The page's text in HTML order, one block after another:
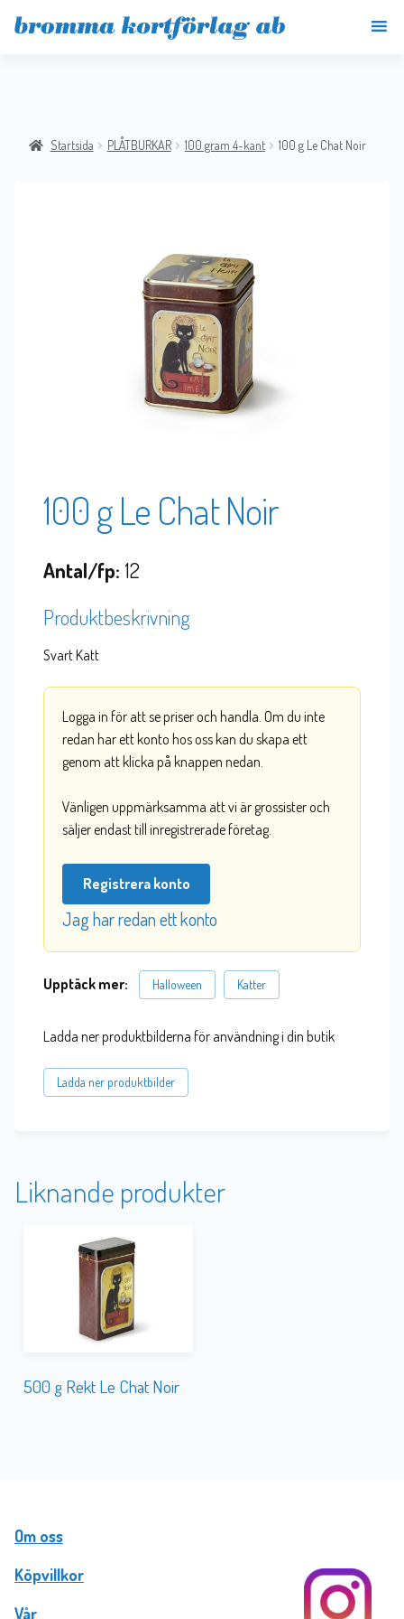
Startsida PLÅTBURKAR 100 gram 4-kant 100 g Le Chat Noir
100 g Le Chat Noir
Antal/fp: 12
Produktbeskrivning
Svart Katt
Logga in för att se priser och handla. Om du inte
redan har ett konto hos oss kan du skapa ett
genom att klicka på knappen nedan.
Vänligen uppmärksamma att vi är grossister och
säljer endast till inregistrerade företag.
Registrera konto
Jag har redan ett konto
Upptäck mer: Halloween Katter
Ladda ner produktbilderna för användning i din butik
Ladda ner produktbilder
Liknande produkter
500 g Rekt Le Chat Noir
Om oss
Köpvillkor
Vår